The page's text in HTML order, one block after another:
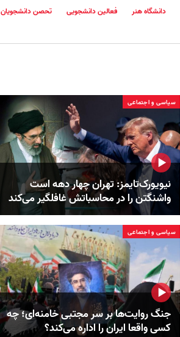
دانشگاه هنر فعالین دانشجویی
تحصن دانشجویان
سیاسی و اجتماعی
نیویورک‌تایمز: تهران چهار دهه است
واشنگتن را در محاسباتش غافلگیر می‌کند
سیاسی و اجتماعی
جنگ روایت‌ها بر سر مجتبی خامنه‌ای؛ چه
کسی واقعا ایران را اداره می‌کند؟